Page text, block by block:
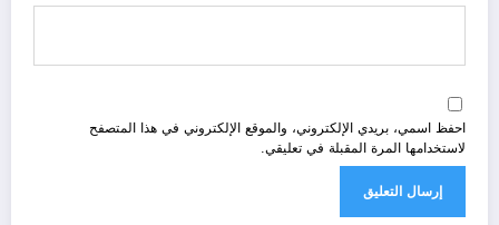
احفظ اسمي، بريدي الإلكتروني، والموقع الإلكتروني في هذا المتصفح
لاستخدامها المرة المقبلة في تعليقي.